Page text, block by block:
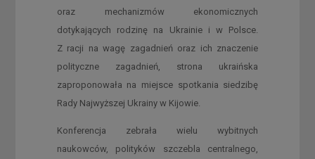
oraz mechanizmów ekonomicznych
dotykających rodzinę na Ukrainie i w Polsce.
Z racji na wagę zagadnień oraz ich znaczenie
polityczne zagadnień, strona ukraińska
zaproponowała na miejsce spotkania siedzibę
Rady Najwyższej Ukrainy w Kijowie.
Konferencja zebrała wielu wybitnych
naukowców, polityków szczebla centralnego,